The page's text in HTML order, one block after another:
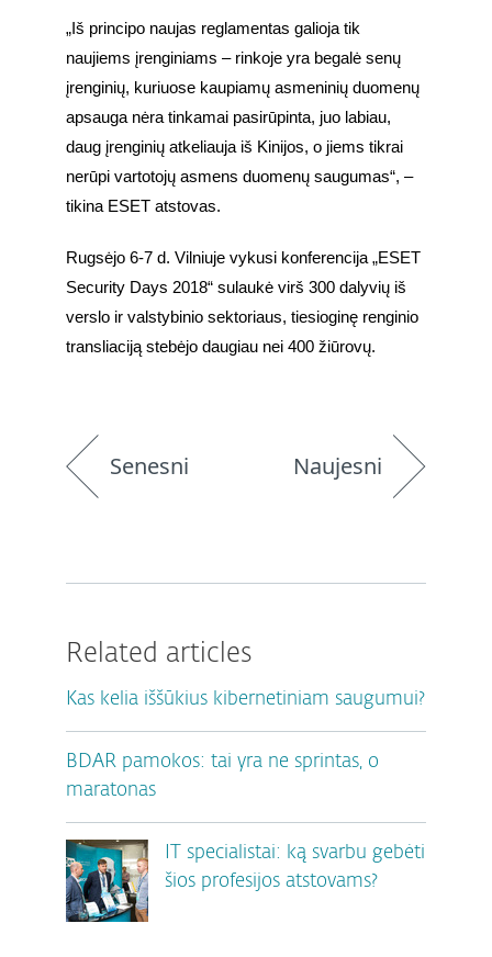
„Iš principo naujas reglamentas galioja tik
naujiems įrenginiams – rinkoje yra begalė senų
įrenginių, kuriuose kaupiamų asmeninių duomenų
apsauga nėra tinkamai pasirūpinta, juo labiau,
daug įrenginių atkeliauja iš Kinijos, o jiems tikrai
nerūpi vartotojų asmens duomenų saugumas“, –
tikina ESET atstovas.
Rugsėjo 6-7 d. Vilniuje vykusi konferencija „ESET
Security Days 2018“ sulaukė virš 300 dalyvių iš
verslo ir valstybinio sektoriaus, tiesioginę renginio
transliaciją stebėjo daugiau nei 400 žiūrovų.
Senesni Naujesni
Related articles
Kas kelia iššūkius kibernetiniam saugumui?
BDAR pamokos: tai yra ne sprintas, o
maratonas
IT specialistai: ką svarbu gebėti
šios profesijos atstovams?